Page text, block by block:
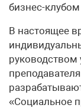
бизнес-
В настоящее
«Социальное